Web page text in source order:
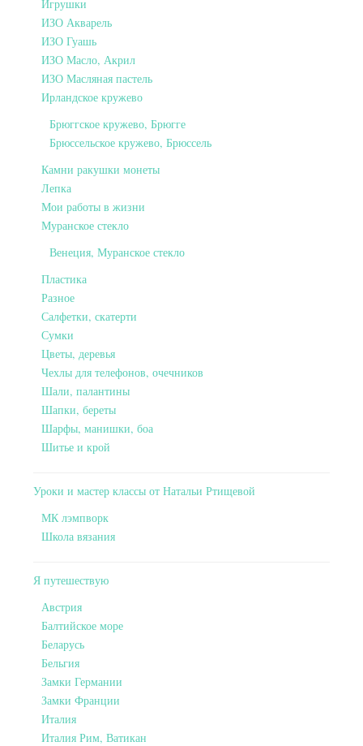
Игрушки
ИЗО Акварель
ИЗО Гуашь
ИЗО Масло, Акрил
ИЗО Масляная пастель
Ирландское кружево
Брюггское кружево, Брюгге
Брюссельское кружево, Брюссель
Камни ракушки монеты
Лепка
Мои работы в жизни
Муранское стекло
Венеция, Муранское стекло
Пластика
Разное
Салфетки, скатерти
Сумки
Цветы, деревья
Чехлы для телефонов, очечников
Шали, палантины
Шапки, береты
Шарфы, манишки, боа
Шитье и крой
Уроки и мастер классы от Натальи Ртищевой
МК лэмпворк
Школа вязания
Я путешествую
Австрия
Балтийское море
Беларусь
Бельгия
Замки Германии
Замки Франции
Италия
Италия Рим, Ватикан